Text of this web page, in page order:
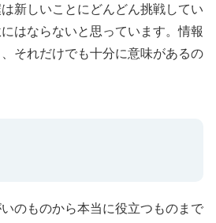
新しいことにどんどん挑戦してい
はならないと思っています。情報
それだけでも十分に意味があるの
のものから本当に役立つものまで